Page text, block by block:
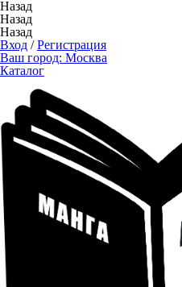
Назад
Назад
Назад
Вход /Регистрация
Ваш город: Москва
Каталог